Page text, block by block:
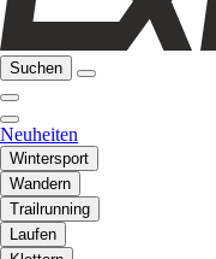
Suchen
Neuheiten
Wintersport
Wandern
Trailrunning
Laufen